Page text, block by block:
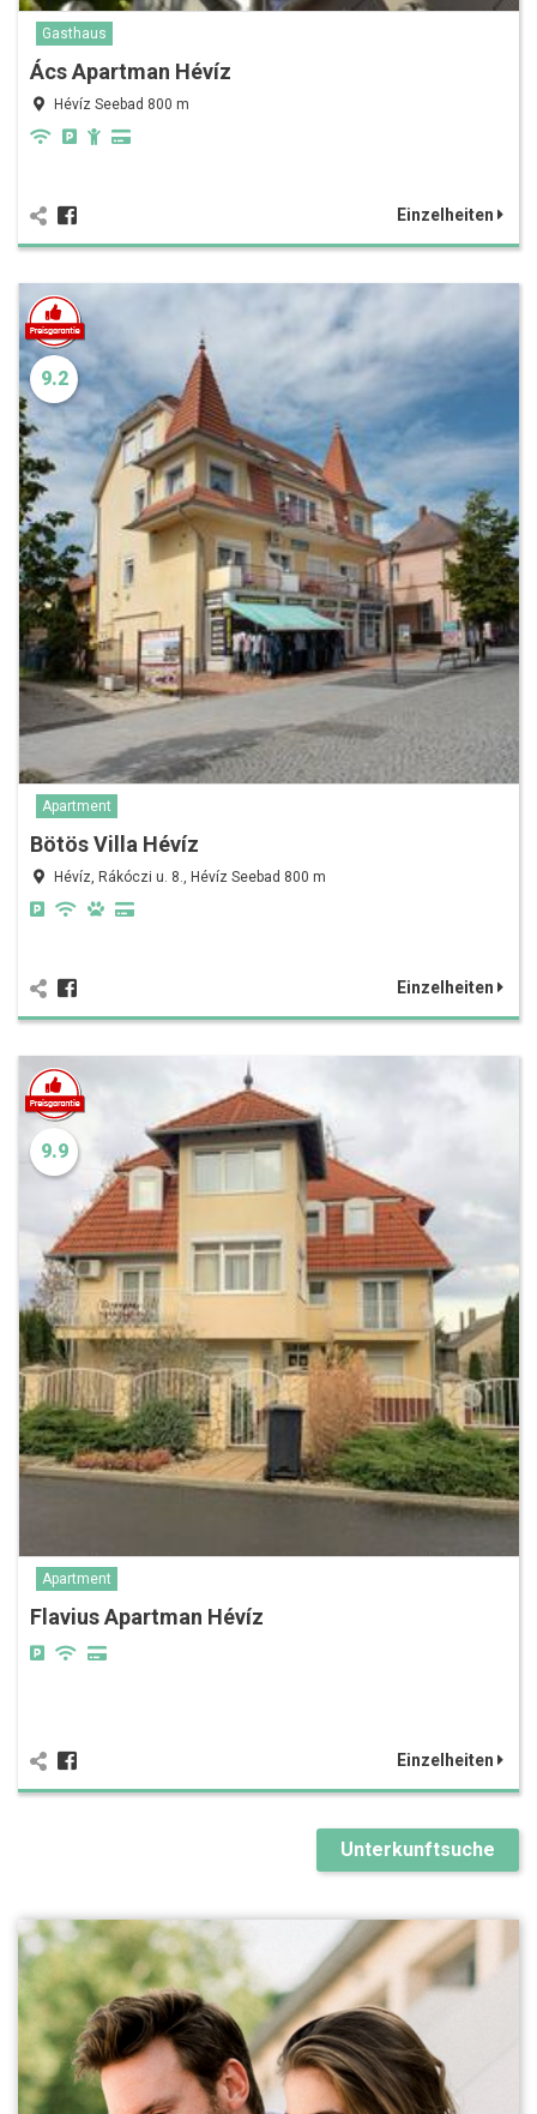
Gasthaus
Ács Apartman Hévíz
Hévíz Seebad 800 m
Einzelheiten
9.2
Apartment
Bötös Villa Hévíz
Hévíz, Rákóczi u. 8., Hévíz Seebad 800 m
Einzelheiten
9.9
Apartment
Flavius Apartman Hévíz
Einzelheiten
Unterkunftsuche